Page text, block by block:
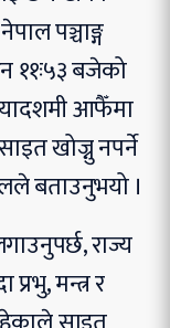
पञ्चाङ्ग
११ः५३ बजेको
आफैँमा
खोज्नु नपर्ने
बताउनुभयो ।
राज्य
मन्त्र र